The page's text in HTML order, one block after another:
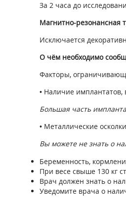
За 2 часа до
Магнитно-резонансная
Исключается
О чём необходимо
Факторы,
• Наличие имплантатов,
Большая часть
• Металлические
Вы можете не знать о
Беременность,
При весе свыше 130 кг
Врач должен знать о
Уведомите врача о